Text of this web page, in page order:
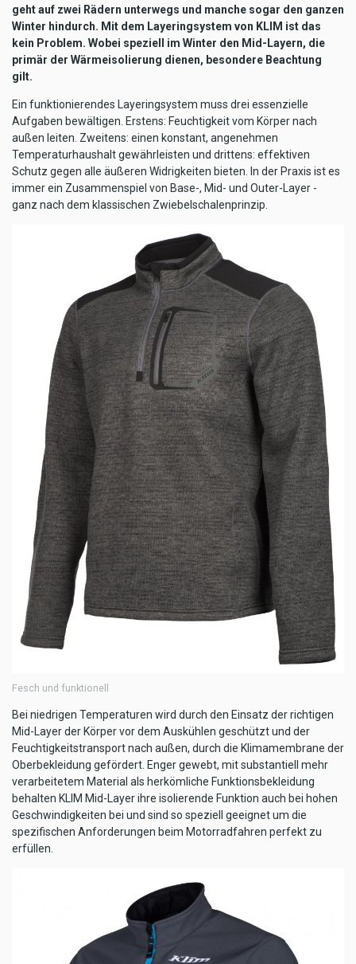
geht auf zwei Rädern unterwegs und manche sogar den ganzen
Winter hindurch. Mit dem Layeringsystem von KLIM ist das
kein Problem. Wobei speziell im Winter den Mid-Layern, die
primär der Wärmeisolierung dienen, besondere Beachtung
gilt.
Ein funktionierendes Layeringsystem muss drei essenzielle
Aufgaben bewältigen. Erstens: Feuchtigkeit vom Körper nach
außen leiten. Zweitens: einen konstant, angenehmen
Temperaturhaushalt gewährleisten und drittens: effektiven
Schutz gegen alle äußeren Widrigkeiten bieten. In der Praxis ist es
immer ein Zusammenspiel von Base-, Mid- und Outer-Layer -
ganz nach dem klassischen Zwiebelschalenprinzip.
Fesch und funktionell
Bei niedrigen Temperaturen wird durch den Einsatz der richtigen
Mid-Layer der Körper vor dem Auskühlen geschützt und der
Feuchtigkeitstransport nach außen, durch die Klimamembrane der
Oberbekleidung gefördert. Enger gewebt, mit substantiell mehr
verarbeitetem Material als herkömliche Funktionsbekleidung
behalten KLIM Mid-Layer ihre isolierende Funktion auch bei hohen
Geschwindigkeiten bei und sind so speziell geeignet um die
spezifischen Anforderungen beim Motorradfahren perfekt zu
erfüllen.